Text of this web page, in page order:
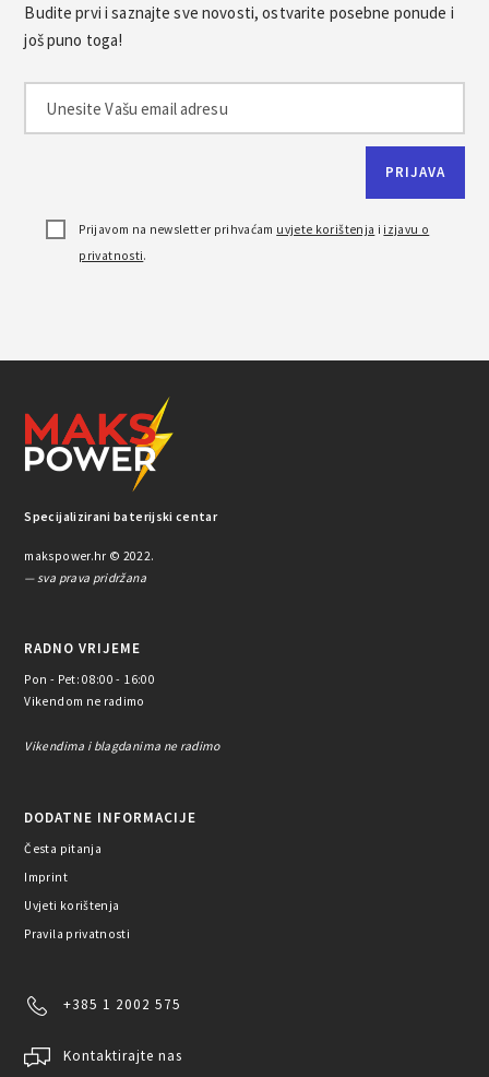
Budite prvi i saznajte sve novosti, ostvarite posebne ponude i
još puno toga!
Prijavom na newsletter prihvaćam uvjete korištenja i izjavu o
privatnosti.
Specijalizirani baterijski centar
makspower.hr © 2022.
— sva prava pridržana
RADNO VRIJEME
Pon - Pet: 08:00 - 16:00
Vikendom ne radimo
Vikendima i blagdanima ne radimo
DODATNE INFORMACIJE
Česta pitanja
Imprint
Uvjeti korištenja
Pravila privatnosti
+385 1 2002 575
Kontaktirajte nas